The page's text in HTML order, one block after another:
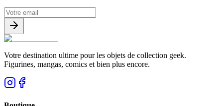
Votre destination ultime pour les objets de collection geek.
Figurines, mangas, comics et bien plus encore.